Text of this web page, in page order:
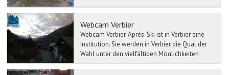
Webcam Verbier
Webcam Verbier. Après-Ski ist in Verbier eine
Institution. Sie werden in Verbier die Qual der
Wahl unter den vielfältigen Möglichkeiten
habe...